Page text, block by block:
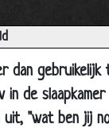
dan
in de
uit, "wat ben jij
Huwelijksnacht
De stotteraar
Trieste opstel
Koeien vangen